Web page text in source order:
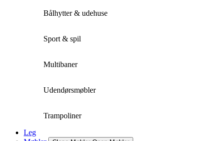
Bålhytter & udehuse
Sport & spil
Multibaner
Udendørsmøbler
Trampoliner
Leg